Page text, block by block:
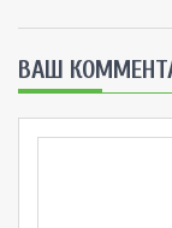
ВАШ